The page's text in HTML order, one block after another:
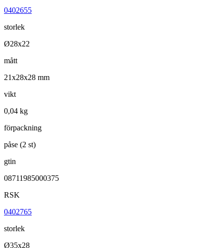
0402655
storlek
Ø28x22
mått
21x28x28 mm
vikt
0,04 kg
förpackning
påse (2 st)
gtin
08711985000375
RSK
0402765
storlek
Ø35x28